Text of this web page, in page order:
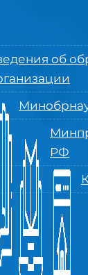
об
РФ